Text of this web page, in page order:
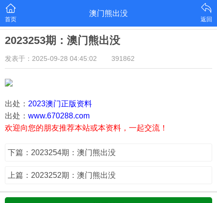
首页
澳门熊出没
返回
2023253期：澳门熊出没
发表于：2025-09-28 04:45:02 391862
出处： 2023澳门正版资料
出处： www.670288.com
欢迎向您的朋友推荐本站或本资料，一起交流！
下篇：2023254期：澳门熊出没
上篇：2023252期：澳门熊出没